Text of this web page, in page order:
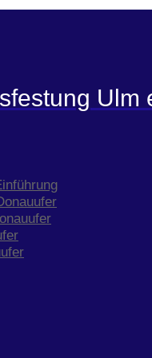
Ulm